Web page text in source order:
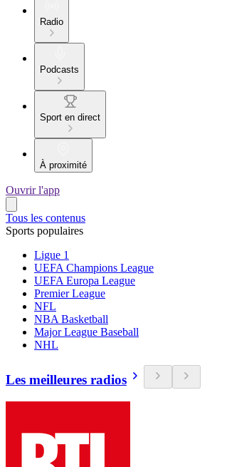
Radio
Podcasts
Sport en direct
À proximité
Ouvrir l'app
Tous les contenus
Sports populaires
Ligue 1
UEFA Champions League
UEFA Europa League
Premier League
NFL
NBA Basketball
Major League Baseball
NHL
Les meilleures radios